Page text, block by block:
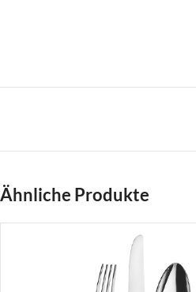
Ähnliche Produkte